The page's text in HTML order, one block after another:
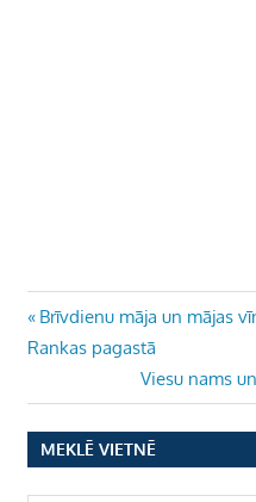
Ziņu
izvēlne
Previous
Post:
Brīvdienu māja un mājas
Rankas pagastā
Next
Post:
Viesu nams
MEKLĒ VIETNĒ